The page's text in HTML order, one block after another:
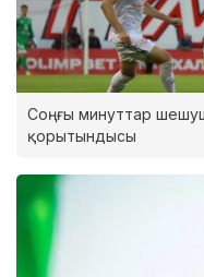
Соңғы минуттар
қорытындысы